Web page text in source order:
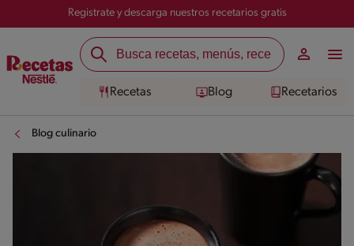
Registrate y descarga nuestros recetarios gratis
Recetas Blog Recetarios
Blog culinario